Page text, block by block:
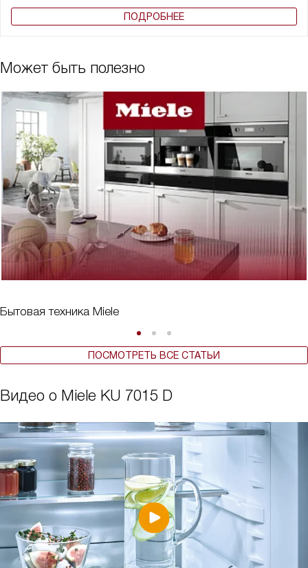
ПОДРОБНЕЕ
Может быть полезно
Бытовая техника Miele
ПОСМОТРЕТЬ ВСЕ СТАТЬИ
Видео о Miele KU 7015 D